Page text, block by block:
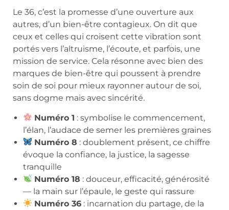
Le 36, c’est la promesse d’une ouverture aux
autres, d’un bien-être contagieux. On dit que
ceux et celles qui croisent cette vibration sont
portés vers l’altruisme, l’écoute, et parfois, une
mission de service. Cela résonne avec bien des
marques de bien-être qui poussent à prendre
soin de soi pour mieux rayonner autour de soi,
sans dogme mais avec sincérité.
Numéro 1 : symbolise le commencement,
l’élan, l’audace de semer les premières graines
Numéro 8 : doublement présent, ce chiffre
évoque la confiance, la justice, la sagesse
tranquille
Numéro 18 : douceur, efficacité, générosité
— la main sur l’épaule, le geste qui rassure
Numéro 36 : incarnation du partage, de la